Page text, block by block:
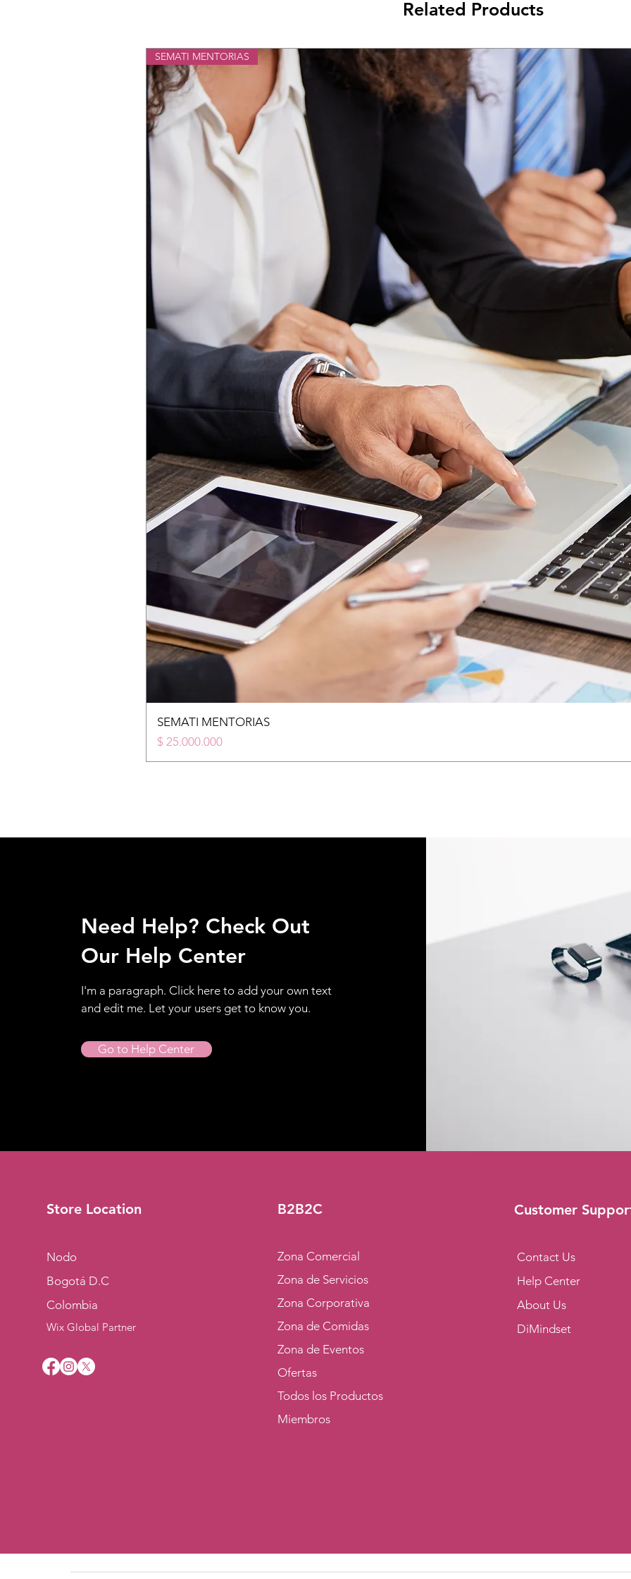
Planes a partir de los
Related Products
SEMATI MENTORIAS
SEMATI MENTORIAS
Price
$ 25.000.000
Need Help? Check Out
Our Help Center
I'm a paragraph. Click here to add your own text
and edit me. Let your users get to know you.
Go to Help Center
Store Location
Nodo
Bogotá D.C
Colombia
Wix Global Partner
B2B2C
Zona Comercial
Zona de Servicios
Zona Corporativa
Zona de Comidas
Zona de Eventos
Ofertas
Todos los Productos
Miembros
Customer
Contact Us
Help Center
About Us
DiMindset